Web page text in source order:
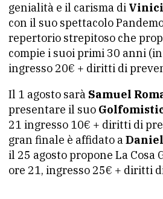
genialità e il carisma di
con il suo spettacolo
repertorio strepitoso che
compie i suoi primi 30 anni
ingresso 20€ + diritti di
Il 1 agosto sarà Samuel
presentare il suo
21 ingresso 10€ + diritti di
gran finale è affidato a
il 25 agosto propone La Cosa
ore 21, ingresso 25€ + diritti